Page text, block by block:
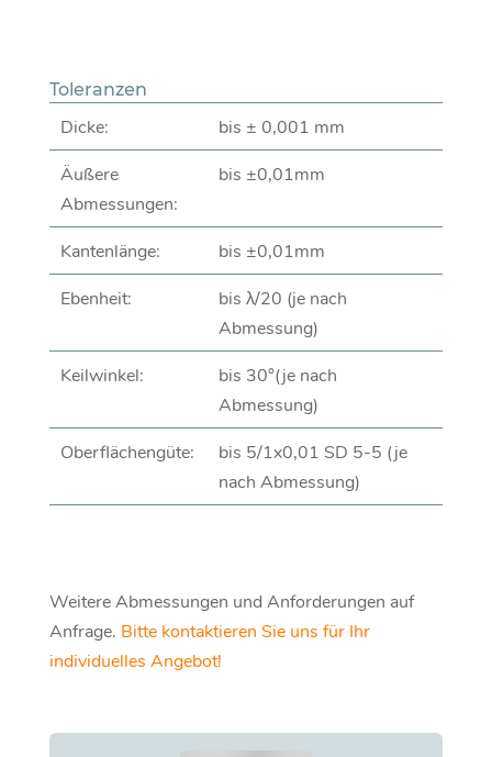
Toleranzen
Dicke:
bis ± 0,001 mm
Äußere
Abmessungen:
bis ±0,01mm
Kantenlänge:
bis ±0,01mm
Ebenheit:
bis λ/20 (je nach
Abmessung)
Keilwinkel:
bis 30°(je nach
Abmessung)
Oberflächengüte:
bis 5/1x0,01 SD 5-5 (je
nach Abmessung)
Weitere Abmessungen und Anforderungen auf
Anfrage. Bitte kontaktieren Sie uns für Ihr
individuelles Angebot!